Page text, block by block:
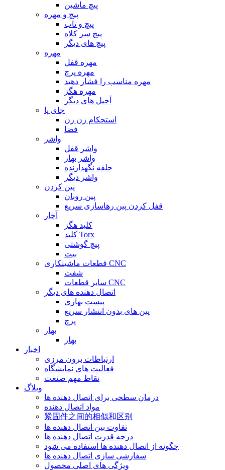
پیچ ماشین
پیچ و مهره
پیچ و تاب
پیچ سر کلاه
پیچ های دیگر
مهره
مهره قفل
مهره پرچ
مهره مناسب را فشار دهید
مهره هگز
آجیل های دیگر
جای پا
استحکام زن زن
فضا
واشر
واشر قفل
واشر بهار
حلقه نگهدارنده
واشر دیگر
پین کردن
پین روبان
قفل کردن پین رهاسازی سریع
آچار
کلید هگز
کلید Torx
پیچ گوشتی
بیت
قطعات ماشینکاری CNC
شفت
سایر قطعات CNC
اتصال دهنده های دیگر
پیست بهاری
پین های بدون انتشار سریع
پرچ
بهار
بهار
اخبار
ارتباطات برون مرزی
فعالیت های نمایشگاه
نقاط مهم صنعت
وبلاگ
درمان سطحی برای اتصال دهنده ها
مواد اتصال دهنده
紧固件之间的相似和区别
تفاوت بین اتصال دهنده ها
درجه قدرت اتصال دهنده ها
چگونه از اتصال دهنده ها استفاده می شود
سفارشی سازی اتصال دهنده ها
ویژگی های اصلی محصول